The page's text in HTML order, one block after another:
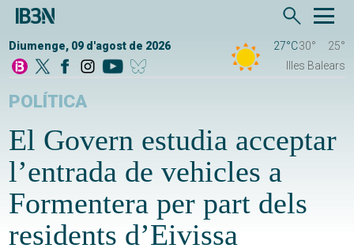
Diumenge, 09 d'agost de 2026 27°C30°
25°
Illes Balears
POLÍTICA
El Govern estudia acceptar
l’entrada de vehicles a
Formentera per part dels
residents d’Eivissa